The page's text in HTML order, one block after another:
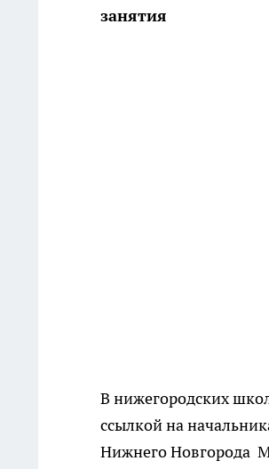
занятия
В нижегородских
ссылкой на
Нижнего Новгорода